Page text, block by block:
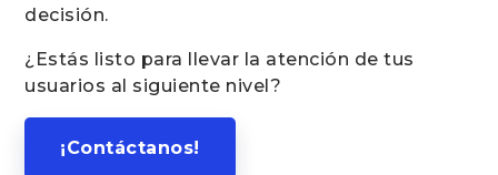
decisión.
¿Estás listo para llevar la atención de tus
usuarios al siguiente nivel?
¡Contáctanos!